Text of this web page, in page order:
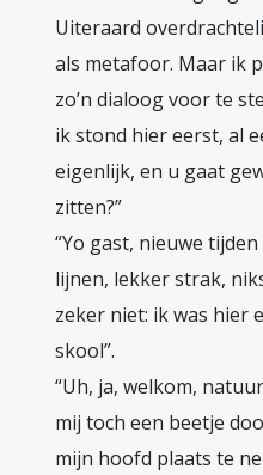
Uiteraard
als metafoor. Maar ik
zo’n dialoog voor te
ik stond hier eerst, al
eigenlijk, en u gaat
zitten?”
“Yo gast, nieuwe
lijnen, lekker strak,
zeker niet: ik was hier
skool”.
“Uh, ja, welkom,
mij toch een beetje
mijn hoofd plaats te